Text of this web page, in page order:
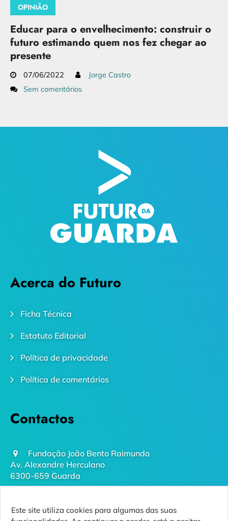
Este site utiliza cookies para algumas das suas
OPINIÃO
Educar para o envelhecimento: construir o
futuro estimando quem nos fez chegar ao
presente
07/06/2022
Jorge Castro
Sem comentários
Acerca do Futuro
Ficha Técnica
Estatuto Editorial
Política de privacidade
Política de comentários
Contactos
Fundação João Bento Raimundo
Av. Alexandre Herculano
6300-659 Guarda
271 220 410